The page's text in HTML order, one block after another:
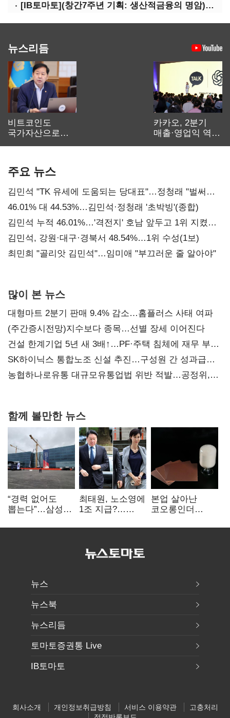
[IB토마토](창간7주년 기획: 생산적금융의 명암)③선택받은 산업, 커진 자금격차
뉴스리듬
비트코인도
국가자산으로…'
카카오, 2분기
매출·영업익 역대
주요 뉴스
김민석 "TK 유세에 도움되는 당대표"…정청래 "벌써
대표된 양 당직 배분"
46.01% 대 44.53%…김민석·정청래 '초박빙'(종합)
김민석 누적 46.01%…'격전지' 호남 앞두고 1위 지켰다
(2보)
김민석, 강원·대구·경북서 48.54%…1위 수성(1보)
최민희 "골리앗 김민석"…임미애 "부끄러운 줄 알아야"
많이 본 뉴스
대형마트 2분기 판매 9.4% 감소…홈플러스 사태 여파
(주간증시전망)지수보다 종목…선별 장세 이어진다
건설 한계기업 5년 새 3배↑…PF·주택 침체에 재무 부담
확대
SK하이닉스 통합노조 신설 추진…구성원 간 성과급
불만 확산
농협하나로유통 대규모유통업법 위반 적발…공정위,
함께 볼만한 뉴스
“경력 없어도
뽑는다”…삼성
반도체 인재
최태원, 노소영에
1조 지급?…
본업 살아난
코오롱인더
배터리 소재로
뉴스
뉴스북
뉴스리듬
토마토증권통 Live
IB토마토
회사소개 개인정보취급방침 서비스 이용약관
고충처리